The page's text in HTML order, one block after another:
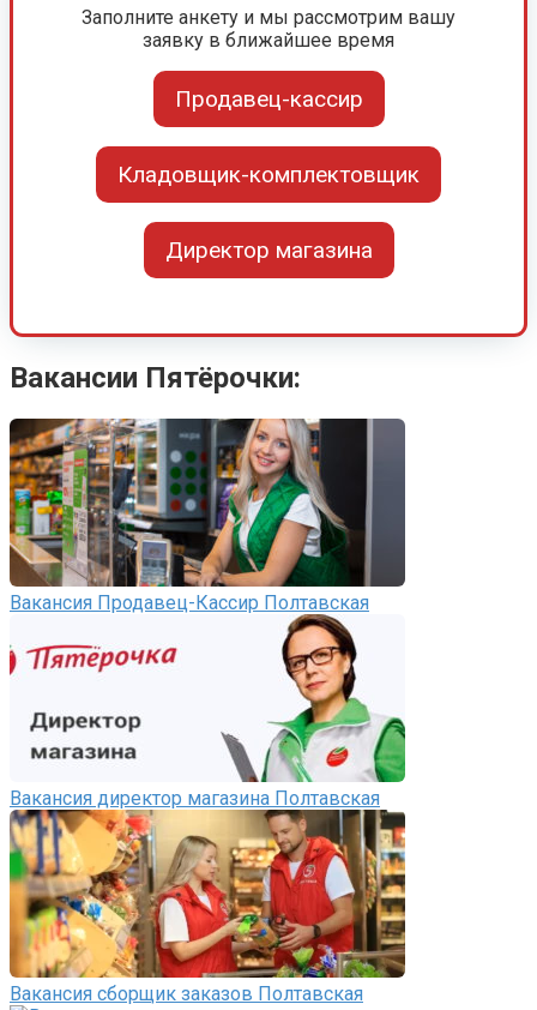
Заполните анкету и мы рассмотрим вашу
заявку в ближайшее время
Продавец-кассир
Кладовщик-комплектовщик
Директор магазина
Вакансии Пятёрочки:
Вакансия Продавец-Кассир Полтавская
Вакансия директор магазина Полтавская
Вакансия сборщик заказов Полтавская